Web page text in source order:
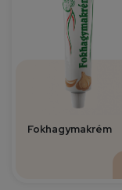
Fokhagymakrém